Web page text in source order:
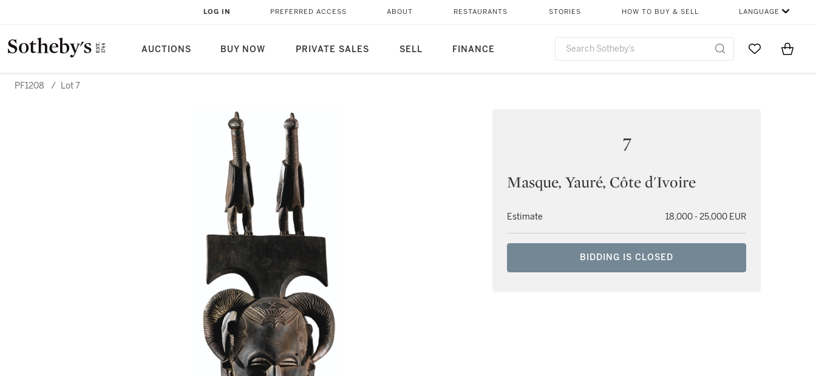
AUCTIONS BUY NOW PRIVATE SALES SELL FINANCE
LOG IN PREFERRED ACCESS ABOUT RESTAURANTS STORIES HOW TO BUY & SELL LANGUAGE
Go to MyItems
PF1208 / Lot 7
7
Masque, Yauré, Côte d'Ivoire
Estimate 18,000 - 25,000 EUR
BIDDING IS CLOSED